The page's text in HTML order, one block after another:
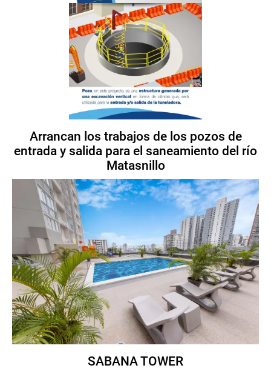
Arrancan los trabajos de los pozos de
entrada y salida para el saneamiento del río
Matasnillo
SABANA TOWER